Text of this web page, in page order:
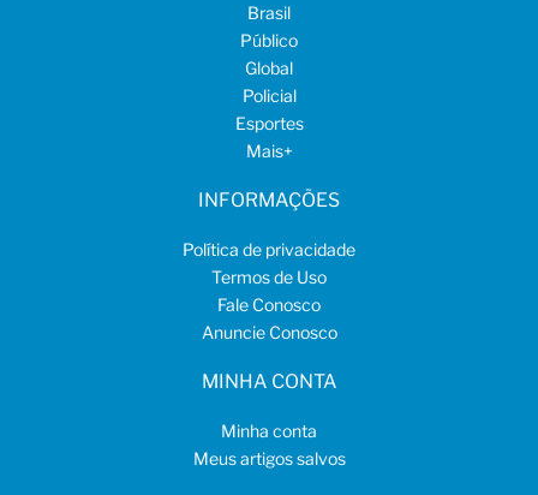
Brasil
Público
Global
Policial
Esportes
Mais+
INFORMAÇÕES
Política de privacidade
Termos de Uso
Fale Conosco
Anuncie Conosco
MINHA CONTA
Minha conta
Meus artigos salvos